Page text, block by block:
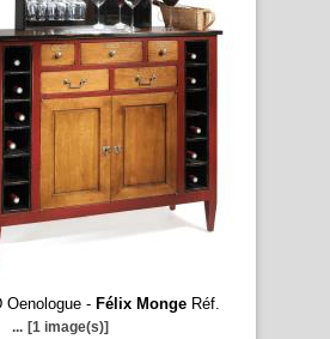
Oenologue - Félix MongeRéf.
... [1 image(s)]